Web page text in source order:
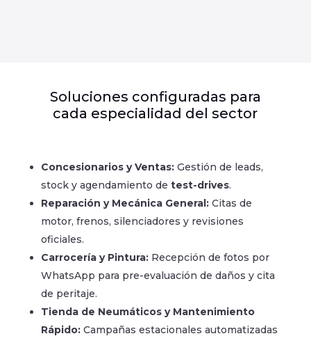
Soluciones configuradas para
cada especialidad del sector
Concesionarios y Ventas:Gestión de leads,
stock y agendamiento de test-drives.
Reparación y Mecánica General:Citas de
motor, frenos, silenciadores y revisiones
oficiales.
Carrocería y Pintura:Recepción de fotos por
WhatsApp para pre-evaluación de daños y cita
de peritaje.
Tienda de Neumáticos y Mantenimiento
Rápido:Campañas estacionales automatizadas